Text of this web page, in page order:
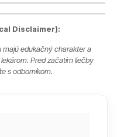
Disclaimer):
edukačný charakter a
Pred začatím liečby
s odborníkom.